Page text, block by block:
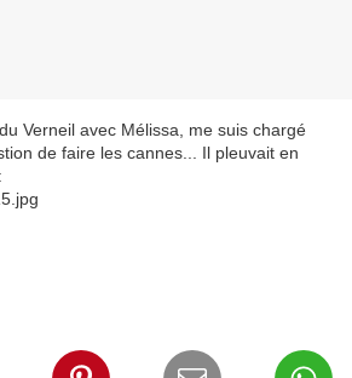
Verneil avec Mélissa, me suis chargé
de faire les cannes... Il pleuvait en